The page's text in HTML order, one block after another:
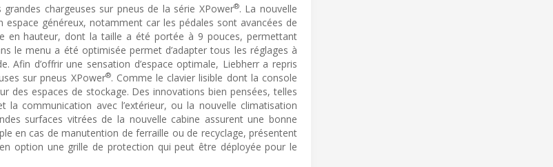
chargeuses sur pneus de la série XPower®. La nouvelle
généreux, notamment car les pédales sont avancées de
en hauteur, dont la taille a été portée à 9 pouces, permettant
le menu a été optimisée permet d’adapter tous les réglages à
d’offrir une sensation d’espace optimale, Liebherr a repris
sur pneus XPower®. Comme le clavier lisible dont la console
des espaces de stockage. Des innovations bien pensées, telles
communication avec l’extérieur, ou la nouvelle climatisation
surfaces vitrées de la nouvelle cabine assurent une bonne
en cas de manutention de ferraille ou de recyclage, présentent
option une grille de protection qui peut être déployée pour le